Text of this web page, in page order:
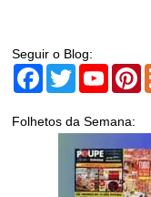
Seguir o Blog:
Facebook
Twitter
Folhetos da Semana: